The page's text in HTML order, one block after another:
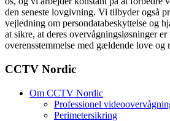
den seneste lovgivning. Vi tilbyder også
vejledning om persondatabeskyttelse og
at sikre, at deres overvågningsløsninger
overensstemmelse med gældende love og
CCTV Nordic
Om CCTV Nordic
Professionel
Perimetersikring